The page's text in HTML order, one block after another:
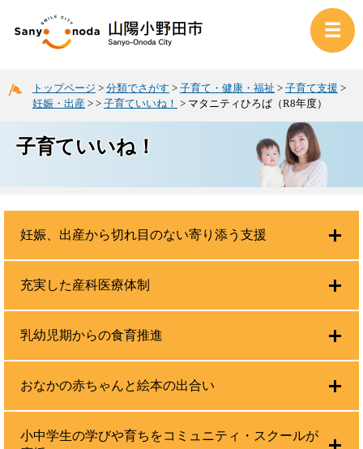
トップページ > 分類でさがす > 子育て・健康・福祉 > 子育て支援 >
妊娠・出産 > > 子育ていいね！ > マタニティひろば（R8年度）
子育ていいね！
妊娠、出産から切れ目のない寄り添う支援
充実した産科医療体制
乳幼児期からの食育推進
おなかの赤ちゃんと絵本の出合い
小中学生の学びや育ちをコミュニティ・スクールが